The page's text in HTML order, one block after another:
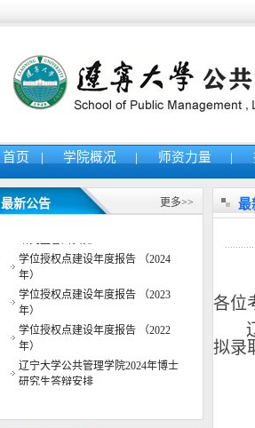
首页 | 学院概况 | 师资力量 |
最新公告
更多>>
学位授权点建设年度报告 （2024
年）
学位授权点建设年度报告 （2023
年）
学位授权点建设年度报告 （2022
年）
辽宁大学公共管理学院2024年博士
研究生答辩安排
最
各位
拟录